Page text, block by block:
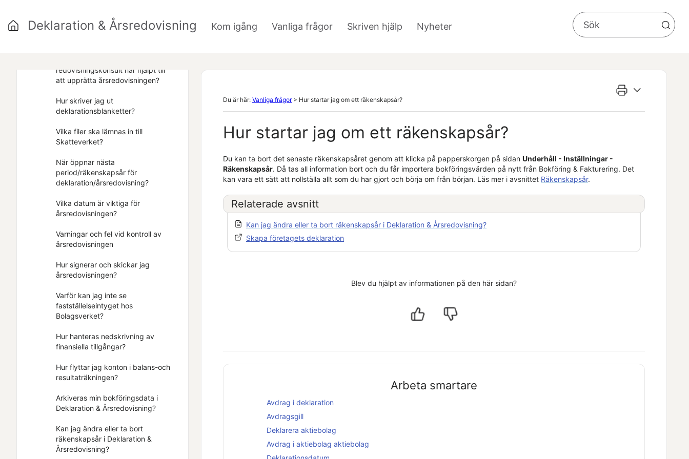
Kom igång Vanliga frågor Skriven hjälp Nyheter
Deklaration & Årsredovisning
Hur lämnar jag in deklarationen till
redovisningskonsult har hjälpt till
att upprätta årsredovisningen?
Hur skriver jag ut
deklarationsblanketter?
Vilka filer ska lämnas in till
Skatteverket?
När öppnar nästa
period/räkenskapsår för
deklaration/årsredovisning?
Vilka datum är viktiga för
årsredovisningen?
Varningar och fel vid kontroll av
årsredovisningen
Hur signerar och skickar jag
årsredovisningen?
Varför kan jag inte se
fastställelseintyget hos
Bolagsverket?
Hur hanteras nedskrivning av
finansiella tillgångar?
Hur flyttar jag konton i balans-och
resultaträkningen?
Arkiveras min bokföringsdata i
Deklaration & Årsredovisning?
Kan jag ändra eller ta bort
räkenskapsår i Deklaration &
Årsredovisning?
Du är här: Vanliga frågor> Hur startar jag om ett räkenskapsår?
Hur startar jag om ett räkenskapsår?
Du kan ta bort det senaste räkenskapsåret genom att klicka på papperskorgen på sidan Underhåll - Inställningar -
Räkenskapsår. Då tas all information bort och du får importera bokföringsvärden på nytt från Bokföring & Fakturering. Det
kan vara ett sätt att nollställa allt som du har gjort och börja om från början. Läs mer i avsnittet Räkenskapsår.
Relaterade avsnitt
Kan jag ändra eller ta bort räkenskapsår i Deklaration & Årsredovisning?
Skapa företagets deklaration
Blev du hjälpt av informationen på den här sidan?
Arbeta smartare
Avdrag i deklaration
Avdragsgill
Deklarera aktiebolag
Avdrag i aktiebolag aktiebolag